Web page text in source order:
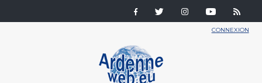
CONNEXION